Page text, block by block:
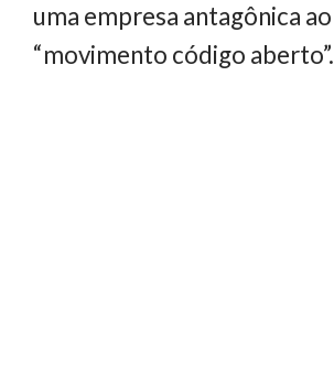
uma empresa antagônica ao
“movimento código aberto”.